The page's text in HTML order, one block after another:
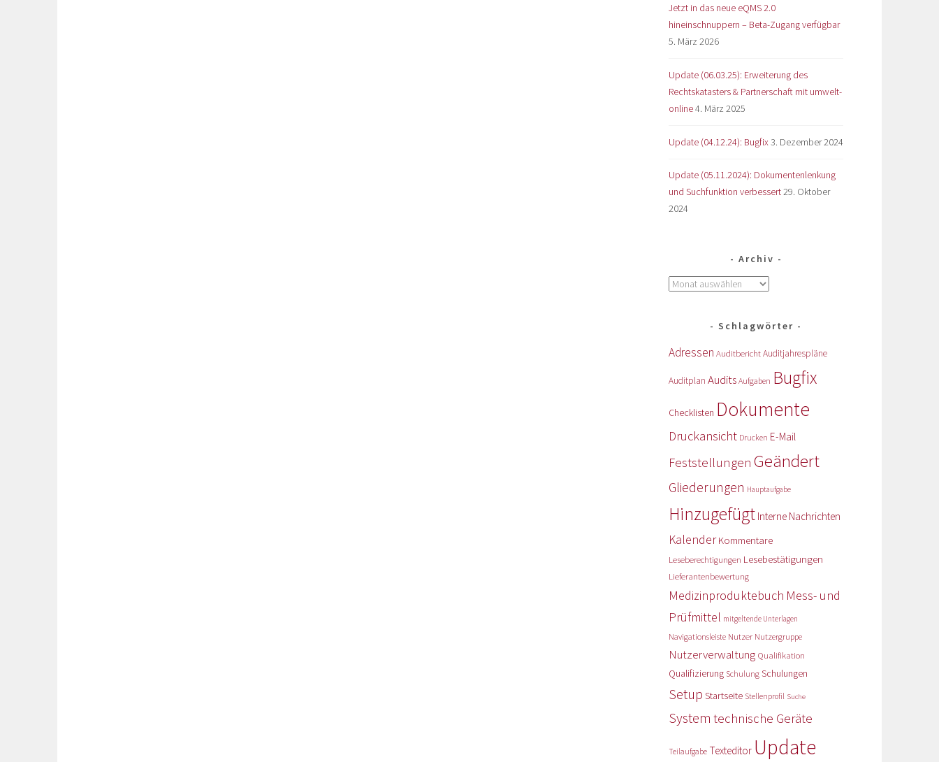
Jetzt in das neue eQMS 2.0
hineinschnuppern – Beta-Zugang verfügbar
5. März 2026
Update (06.03.25): Erweiterung des
Rechtskatasters & Partnerschaft mit umwelt-
online4. März 2025
Update (04.12.24): Bugfix 3. Dezember 2024
Update (05.11.2024): Dokumentenlenkung
und Suchfunktion verbessert29. Oktober
2024
Archiv
Schlagwörter
Adressen AuditberichtAuditjahrespläne
Auditplan Audits Aufgaben Bugfix
Checklisten Dokumente
Druckansicht Drucken E-Mail
Feststellungen Geändert
Gliederungen Hauptaufgabe
Hinzugefügt Interne Nachrichten
Kalender Kommentare
Leseberechtigungen Lesebestätigungen
Lieferantenbewertung
Medizinproduktebuch Mess- und
Prüfmittel mitgeltende Unterlagen
Navigationsleiste Nutzer Nutzergruppe
Nutzerverwaltung Qualifikation
Qualifizierung Schulung Schulungen
Setup Startseite Stellenprofil Suche
System technische Geräte
Teilaufgabe Texteditor Update